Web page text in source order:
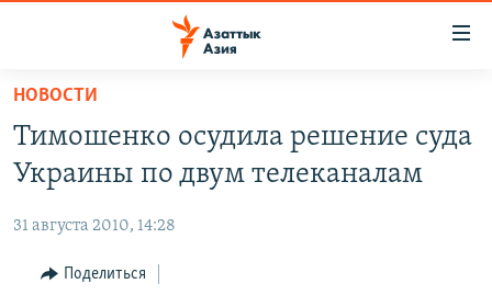
Вернуться
основному
содержанию
Вернутся
навигации
УЗБЕКИСТАН
ТАДЖИКИСТАН
ВОЙНА В УКРАИНЕ
НА ДРУГИХ ЯЗЫКАХ
ҚАЗАҚША
НОВОСТИ
Тимошенко осудила решение суда
Украины по двум телеканалам
31 августа 2010, 14:28
Поделиться